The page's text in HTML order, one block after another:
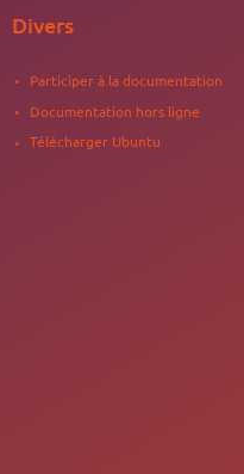
xlib
(lien mort à corriger)
droit sur le fichier >
l'exécution…)
Divers
Participer à la documentation
Documentation hors ligne
Télécharger Ubuntu